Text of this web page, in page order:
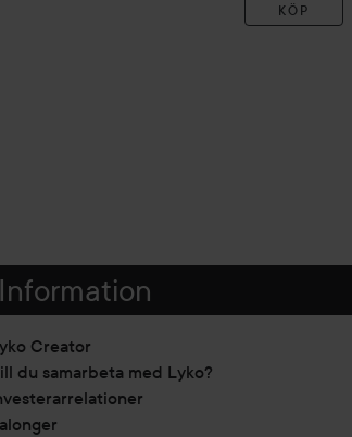
KÖP
Information
Creator
du samarbeta med Lyko?